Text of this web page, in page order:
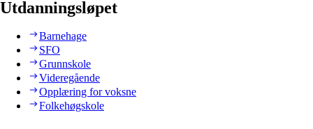
Utdanningsløpet
Barnehage
SFO
Grunnskole
Videregående
Opplæring for voksne
Folkehøgskole